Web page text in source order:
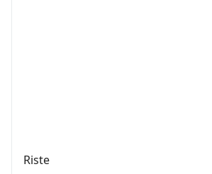
Riste